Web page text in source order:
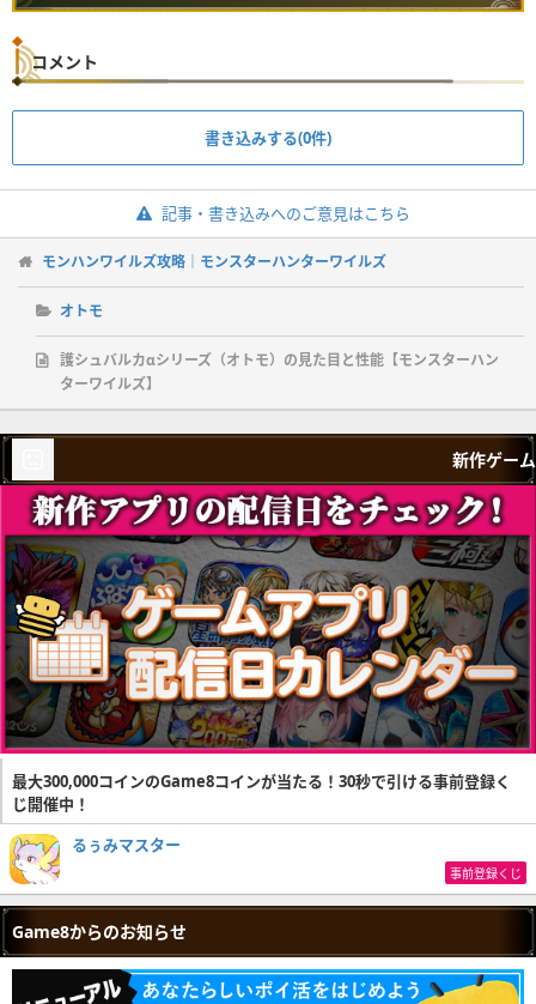
コメント
書き込みする(0件)
記事・書き込みへのご意見はこちら
モンハンワイルズ攻略｜モンスターハンターワイルズ
オトモ
護シュバルカαシリーズ（オトモ）の見た目と性能【モンスターハン
ターワイルズ】
新作ゲーム
最大300,000コインのGame8コインが当たる！30秒で引ける事前登録く
じ開催中！
るぅみマスター
事前登録くじ
Game8からのお知らせ